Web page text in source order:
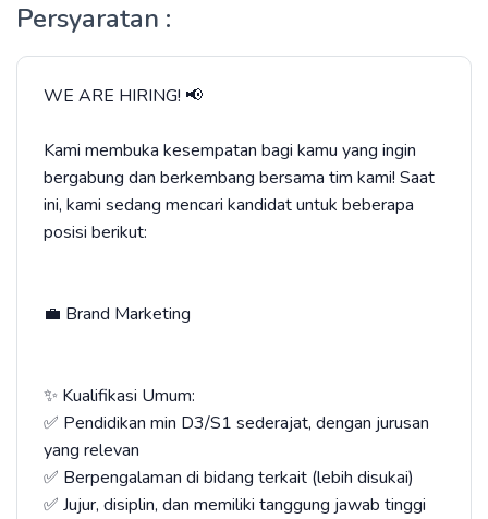
Persyaratan :
WE ARE HIRING! 📢
Kami membuka kesempatan bagi kamu yang ingin
bergabung dan berkembang bersama tim kami! Saat
ini, kami sedang mencari kandidat untuk beberapa
posisi berikut:
💼 Brand Marketing
✨ Kualifikasi Umum:
✅ Pendidikan min D3/S1 sederajat, dengan jurusan
yang relevan
✅ Berpengalaman di bidang terkait (lebih disukai)
✅ Jujur, disiplin, dan memiliki tanggung jawab tinggi